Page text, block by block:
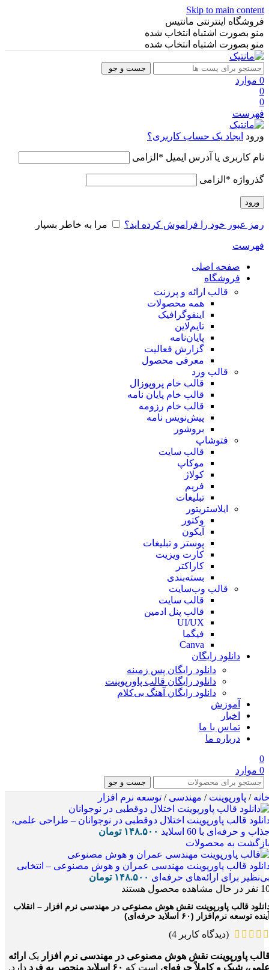
Skip to main content
فروشگاه اینترنتی مانتیس
منو بصورت اشتباه انتخاب شده
منو بصورت اشتباه انتخاب شده
جست و جو
0 موارد
0
0
فهرست
ورود ایجاد یک حساب کاربری؟
نام کاربری یا آدرس ایمیل * الزامی
گذرواژه * الزامی
ورود
رمز عبور خود را فراموش کرده اید؟ مرا به خاطر بسپار
فهرست
صفحه اصلی
فروشگاه
قالب ارائه و پرزنت
همه محصولات
اینفوگرافیک
تایم‌لاین
پایان‌نامه
گزارش فعالیت
معرفی محصول
قالب ورد
قالب خام پروپوزال
قالب خام پایان نامه
قالب خام رزومه
پیش‌نویس نامه
بروشور
فتوشاپ
قالب سایت
موکاپ
کولاژ
فریم
تبلیغات
ایلاستریتور
وکتور
آیکون
پوستر و تبلیغات
کارت ویزیت
کاراکتر
بسته‌بندی
قالب وب‌سایت
قالب‌ سایت
قالب پنل ادمین
UI/UX
فیگما
Canva
دانلود رایگان
دانلود رایگان پس زمینه
دانلود رایگان قالب‌ پاورپوینت
دانلود رایگان آهنگ بی‌کلام
آموزش
اخبار
تماس با ما
درباره ما
0
0 موارد
جست و جو
/ پاورپوینت/ مهندسی/ توسعه نرم افزار
قالب پاورپوینت اختلال دوقطبی در نوجوانان – طراحی علمی،
و حرفه‌ای با 60 اسلاید
۱۴۸.۵۰۰ تومان
به محصولات
قالب پاورپوینت مهندسی عمران و هوش مصنوعی – انتخابی
برای ارائه‌های حرفه‌ای ۱۴۸.۵۰۰ تومان
نفر در حال مشاهده محصول هستند
قالب پاورپوینت نقش هوش مصنوعی در مهندسی نرم افزار – انقلاب
توسعه نرم‌افزار (۶۰ اسلاید حرفه‌ای)
(دیدگاه کاربر 4
)
پاورپوینت نقش هوش مصنوعی در مهندسی نرم افزار یک ارائه
شیک و کاملاً حرفه‌ای است که ۶۰ اسلاید منحصر به فرد
دارد.